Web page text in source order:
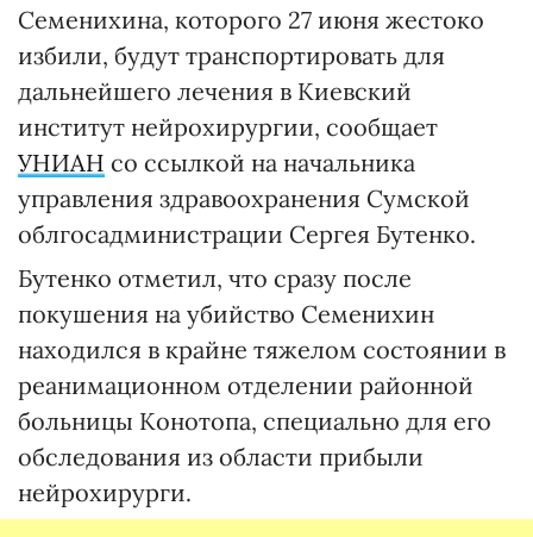
Семенихина, которого 27 июня жестоко
избили, будут транспортировать для
дальнейшего лечения в Киевский
институт нейрохирургии, сообщает
УНИАН со ссылкой на начальника
управления здравоохранения Сумской
облгосадминистрации Сергея Бутенко.
Бутенко отметил, что сразу после
покушения на убийство Семенихин
находился в крайне тяжелом состоянии в
реанимационном отделении районной
больницы Конотопа, специально для его
обследования из области прибыли
нейрохирурги.